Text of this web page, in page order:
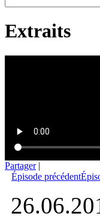
Extraits
Partager |
Épisode précédent